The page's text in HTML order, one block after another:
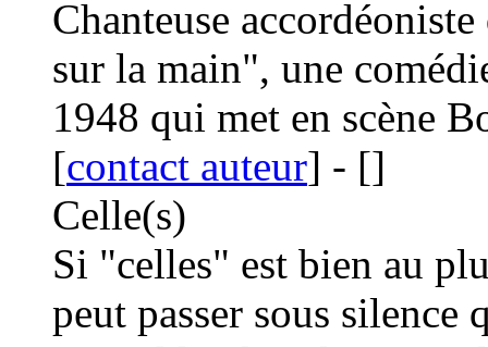
Chanteuse
sur la main", une
1948 qui met en scène
[contact auteur] - []
Celle(s)
Si "celles" est bien au
peut passer sous silence